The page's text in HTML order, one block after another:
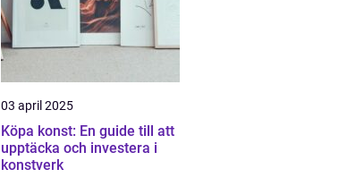
03 april 2025
Köpa konst: En guide till att
upptäcka och investera i
konstverk